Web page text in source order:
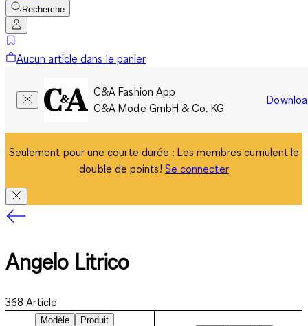
Recherche
Aucun article dans le panier
C&A Fashion App
C&A Mode GmbH & Co. KG
Seulement pour une courte durée : Les membres cumulent le
double de points! Se connecter
Angelo Litrico
368 Article
Modèle
Produit